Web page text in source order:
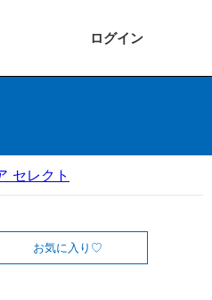
ログイン
セレクト
お気に入り